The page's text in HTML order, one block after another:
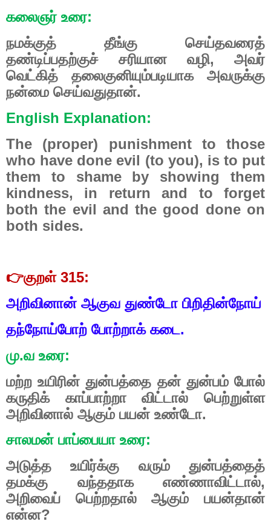
கலைஞர் உரை:
நமக்குத் தீங்கு செய்தவரைத்
தண்டிப்பதற்குச் சரியான வழி, அவர்
வெட்கித் தலைகுனியும்படியாக அவருக்கு
நன்மை செய்வதுதான்.
English Explanation:
The (proper) punishment to those
who have done evil (to you), is to put
them to shame by showing them
kindness, in return and to forget
both the evil and the good done on
both sides.
👉குறள் 315:
அறிவினான் ஆகுவ துண்டோ பிறிதின்நோய்
தந்நோய்போற் போற்றாக் கடை.
மு.வ உரை:
மற்ற உயிரின் துன்பத்தை தன் துன்பம் போல்
கருதிக் காப்பாற்றா விட்டால் பெற்றுள்ள
அறிவினால் ஆகும் பயன் உண்டோ.
சாலமன் பாப்பையா உரை:
அடுத்த உயிர்க்கு வரும் துன்பத்தைத்
தமக்கு வந்ததாக எண்ணாவிட்டால்,
அறிவைப் பெற்றதால் ஆகும் பயன்தான்
என்ன?